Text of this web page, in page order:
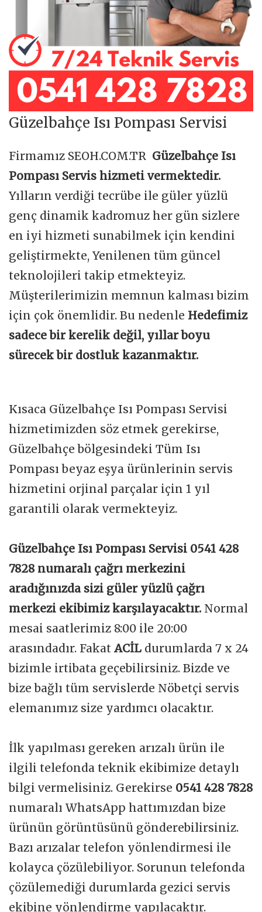
Güzelbahçe Isı Pompası Servisi
Firmamız SEOH.COM.TR Güzelbahçe Isı
Pompası Servis hizmeti vermektedir.
Yılların verdiği tecrübe ile güler yüzlü
genç dinamik kadromuz her gün sizlere
en iyi hizmeti sunabilmek için kendini
geliştirmekte, Yenilenen tüm güncel
teknolojileri takip etmekteyiz.
Müşterilerimizin memnun kalması bizim
için çok önemlidir. Bu nedenle Hedefimiz
sadece bir kerelik değil, yıllar boyu
sürecek bir dostluk kazanmaktır.
Kısaca Güzelbahçe Isı Pompası Servisi
hizmetimizden söz etmek gerekirse,
Güzelbahçe bölgesindeki Tüm Isı
Pompası beyaz eşya ürünlerinin servis
hizmetini orjinal parçalar için 1 yıl
garantili olarak vermekteyiz.
Güzelbahçe Isı Pompası Servisi 0541 428
7828 numaralı çağrı merkezini
aradığınızda sizi güler yüzlü çağrı
merkezi ekibimiz karşılayacaktır. Normal
mesai saatlerimiz 8:00 ile 20:00
arasındadır. Fakat ACİL durumlarda 7 x 24
bizimle irtibata geçebilirsiniz. Bizde ve
bize bağlı tüm servislerde Nöbetçi servis
elemanımız size yardımcı olacaktır.
İlk yapılması gereken arızalı ürün ile
ilgili telefonda teknik ekibimize detaylı
bilgi vermelisiniz. Gerekirse 0541 428 7828
numaralı WhatsApp hattımızdan bize
ürünün görüntüsünü gönderebilirsiniz.
Bazı arızalar telefon yönlendirmesi ile
kolayca çözülebiliyor. Sorunun telefonda
çözülemediği durumlarda gezici servis
ekibine yönlendirme yapılacaktır.